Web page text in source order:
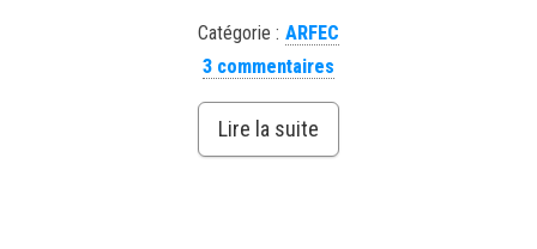
Catégorie : ARFEC
3 commentaires
Lire la suite